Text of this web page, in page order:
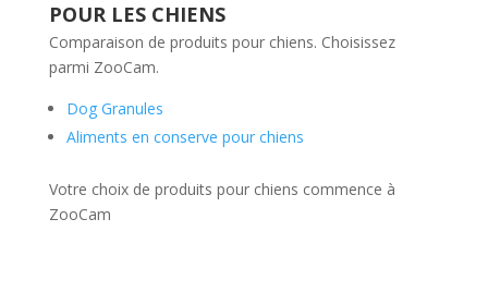
POUR LES CHIENS
Comparaison de produits pour chiens. Choisissez
parmi ZooCam.
Dog Granules
Aliments en conserve pour chiens
Votre choix de produits pour chiens commence à
ZooCam